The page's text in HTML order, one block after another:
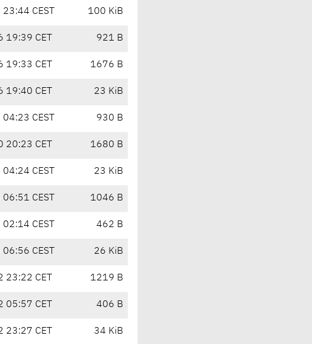
CEST 100 KiB
CET 921 B
CET 1676 B
CET 23 KiB
CEST 930 B
CET 1680 B
CEST 23 KiB
CEST 1046 B
CEST 462 B
CEST 26 KiB
CET 1219 B
CET 406 B
CET 34 KiB